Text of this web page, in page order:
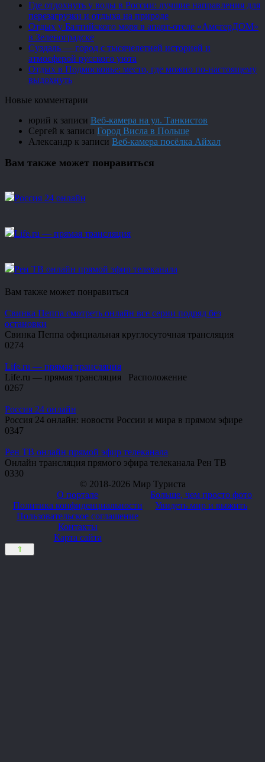
Где отдохнуть у воды в России: лучшие направления для
перезагрузки и отдыха на природе
Отдых у Балтийского моря в апарт-отеле «АмстерДОМ»
в Зеленоградске
Суздаль — город с тысячелетней историей и
атмосферой русского уюта
Отдых в Подмосковье: место, где можно по-настоящему
выдохнуть
Новые комментарии
юрий к записи Веб-камера на ул. Танкистов
Сергей к записи Город Висла в Польше
Александр к записи Веб-камера посёлка Айхал
Вам также может понравиться
Россия 24 онлайн
Life.ru — прямая трансляция
Рен ТВ онлайн прямой эфир телеканала
Вам также может понравиться
Свинка Пеппа смотреть онлайн все серии подряд без
остановки
Свинка Пеппа официальная круглосуточная трансляция
0274
Life.ru — прямая трансляция
Life.ru — прямая трансляция Расположение
0267
Россия 24 онлайн
Россия 24 онлайн: новости России и мира в прямом эфире
0347
Рен ТВ онлайн прямой эфир телеканала
Онлайн трансляция прямого эфира телеканала Рен ТВ
0330
© 2018-2026 Мир Туриста
О портале
Политика конфиденциальности
Пользовательское соглашение
Контакты
Карта сайта
Больше, чем просто фото
Увидеть мир и выжить